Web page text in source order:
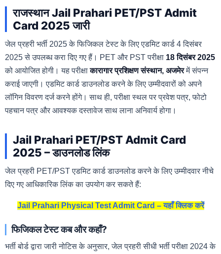
राजस्थान Jail Prahari PET/PST Admit
Card 2025 जारी
जेल प्रहरी भर्ती 2025 के फिजिकल टेस्ट के लिए एडमिट कार्ड 4 दिसंबर
2025 से उपलब्ध करा दिए गए हैं। PET और PST परीक्षा 18 दिसंबर 2025
को आयोजित होगी। यह परीक्षाकारागार प्रशिक्षण संस्थान, अजमेरमें संपन्न
कराई जाएगी। एडमिट कार्ड डाउनलोड करने के लिए उम्मीदवारों को अपने
लॉगिन विवरण दर्ज करने होंगे। साथ ही, परीक्षा स्थल पर प्रवेश पत्र, फोटो
पहचान पत्र और आवश्यक दस्तावेज साथ लाना अनिवार्य होगा।
Jail Prahari PET/PST Admit Card
2025 – डाउनलोड लिंक
जेल प्रहरी PET/PST एडमिट कार्ड डाउनलोड करने के लिए उम्मीदवार नीचे
दिए गए आधिकारिक लिंक का उपयोग कर सकते हैं:
Jail Prahari Physical Test Admit Card – यहाँ क्लिक करें
फिजिकल टेस्ट कब और कहाँ?
भर्ती बोर्ड द्वारा जारी नोटिस के अनुसार, जेल प्रहरी सीधी भर्ती परीक्षा 2024 के